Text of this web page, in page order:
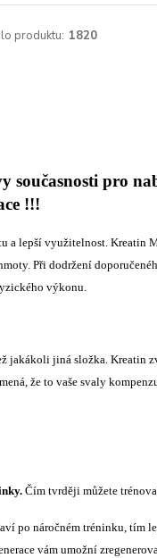
produktu: 1820
současnosti pro
!!!
lepší využitelnost. Kreatin
Při dodržení
výkonu.
jakákoli jiná složka. Kreatin
že to vaše svaly
Čím tvrději můžete
po náročném tréninku, tím
vám umožní